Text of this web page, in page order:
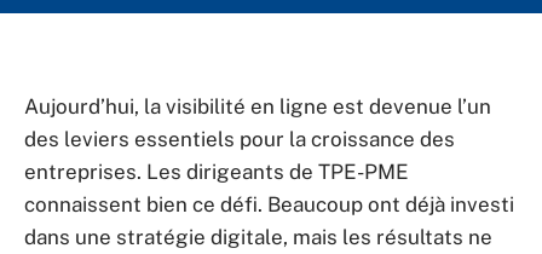
Aujourd’hui, la visibilité en ligne est devenue l’un
des leviers essentiels pour la croissance des
entreprises. Les dirigeants de TPE-PME
connaissent bien ce défi. Beaucoup ont déjà investi
dans une stratégie digitale, mais les résultats ne